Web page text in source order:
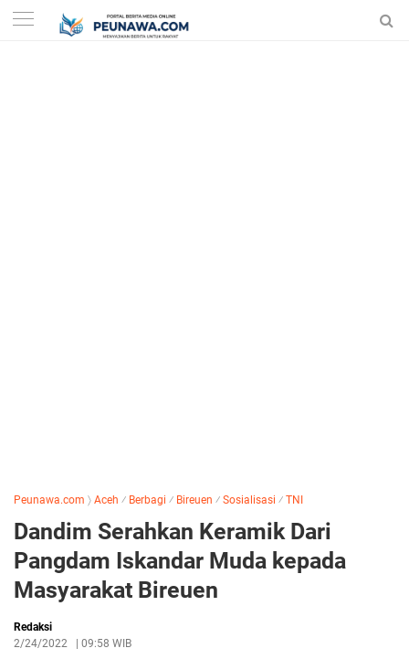
Peunawa.com 〉 Aceh ⁄ Berbagi ⁄ Bireuen ⁄ Sosialisasi ⁄ TNI
Dandim Serahkan Keramik Dari
Pangdam Iskandar Muda kepada
Masyarakat Bireuen
Redaksi
2/24/2022
09:58 WIB